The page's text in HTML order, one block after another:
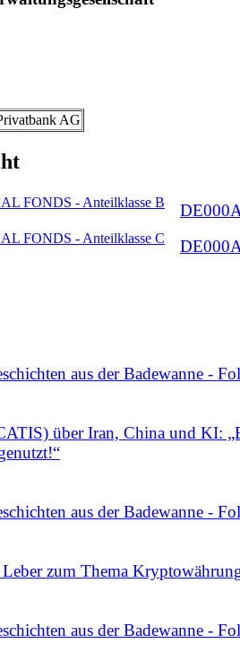
AG
FONDS - Anteilklasse B
FONDS - Anteilklasse C
aus der Badewanne -
über Iran, China und KI:
aus der Badewanne -
zum Thema
aus der Badewanne -